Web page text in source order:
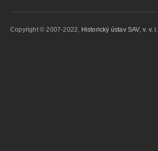
Copyright © 2007-2022, Historický ústav SAV, v. v. i.